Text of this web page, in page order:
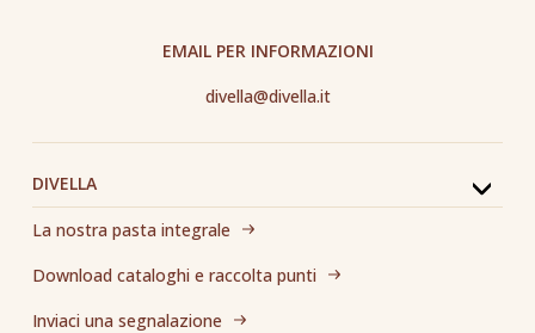
DIVELLA
La nostra pasta integrale
Download cataloghi e raccolta punti
Inviaci una segnalazione
EMAIL PER INFORMAZIONI
divella@divella.it